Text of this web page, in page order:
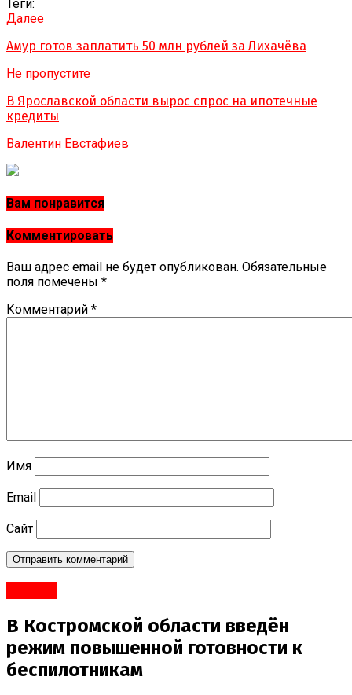
Теги:
Далее
Амур готов заплатить 50 млн рублей за Лихачёва
Не пропустите
В Ярославской области вырос спрос на ипотечные
кредиты
Валентин Евстафиев
Вам понравится
Комментировать
Ваш адрес email не будет опубликован. Обязательные
поля помечены *
Комментарий *
Имя
Email
Сайт
В Костромской области введён
режим повышенной готовности к
беспилотникам